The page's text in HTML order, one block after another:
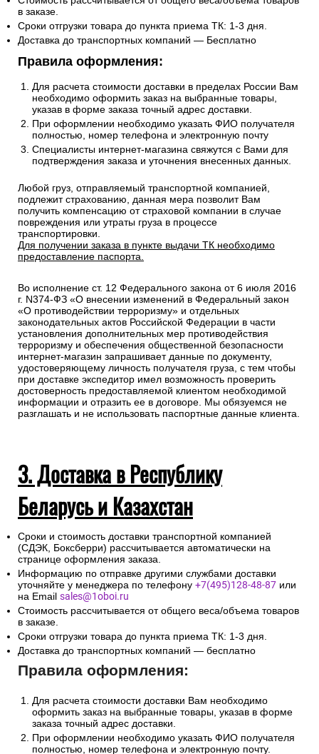
в заказе.
Сроки отгрузки товара до пункта приема ТК: 1-3 дня.
Доставка до транспортных компаний — Бесплатно
Правила оформления:
Для расчета стоимости доставки в пределах России Вам
необходимо оформить заказ на выбранные товары,
указав в форме заказа точный адрес доставки.
При оформлении необходимо указать ФИО получателя
полностью, номер телефона и электронную почту
Специалисты интернет-магазина свяжутся с Вами для
подтверждения заказа и уточнения внесенных данных.
Любой груз, отправляемый транспортной компанией,
подлежит страхованию, данная мера позволит Вам
получить компенсацию от страховой компании в случае
повреждения или утраты груза в процессе
транспортировки.
Для получении заказа в пункте выдачи ТК необходимо
предоставление паспорта.
Во исполнение ст. 12 Федерального закона от 6 июля 2016
г. N374-ФЗ «О внесении изменений в Федеральный закон
«О противодействии терроризму» и отдельных
законодательных актов Российской Федерации в части
установления дополнительных мер противодействия
терроризму и обеспечения общественной безопасности
интернет-магазин запрашивает данные по документу,
удостоверяющему личность получателя груза, с тем чтобы
при доставке экспедитор имел возможность проверить
достоверность предоставляемой клиентом необходимой
информации и отразить ее в договоре. Мы обязуемся не
разглашать и не использовать паспортные данные клиента.
3. Доставка в Республику
Беларусь и Казахстан
Сроки и стоимость доставки транспортной компанией
(СДЭК, Боксберри) рассчитывается автоматически на
странице оформления заказа.
Информацию по отправке другими службами доставки
уточняйте у менеджера по телефону +7(495)128-48-87 или
на Email sales@1oboi.ru
Стоимость рассчитывается от общего веса/объема товаров
в заказе.
Сроки отгрузки товара до пункта приема ТК: 1-3 дня.
Доставка до транспортных компаний — бесплатно
Правила оформления:
Для расчета стоимости доставки Вам необходимо
оформить заказ на выбранные товары, указав в форме
заказа точный адрес доставки.
При оформлении необходимо указать ФИО получателя
полностью, номер телефона и электронную почту.